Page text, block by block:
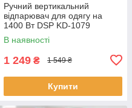
Ручний вертикальний
відпарювач для одягу на
1400 Вт DSP KD-1079
Рожевий
В наявності
1 249 ₴ 1 549 ₴
Купити